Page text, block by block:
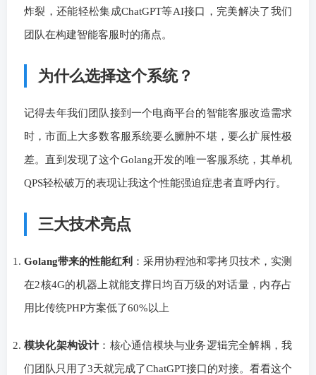
炸裂，还能轻松集成ChatGPT等AI接口，完美解决了我们
团队在构建智能客服时的痛点。
为什么选择这个系统？
记得去年我们团队接到一个电商平台的智能客服改造需求
时，市面上大多数客服系统要么臃肿不堪，要么扩展性极
差。直到发现了这个Golang开发的唯一客服系统，其单机
QPS轻松破万的表现让我这个性能强迫症患者直呼内行。
三大技术亮点
Golang带来的性能红利 ：采用协程池和零拷贝技术，实测
在2核4G的机器上就能支撑日均百万级的对话量，内存占
用比传统PHP方案低了60%以上
模块化架构设计：核心通信模块与业务逻辑完全解耦，我
们团队只用了3天就完成了ChatGPT接口的对接。看看这个